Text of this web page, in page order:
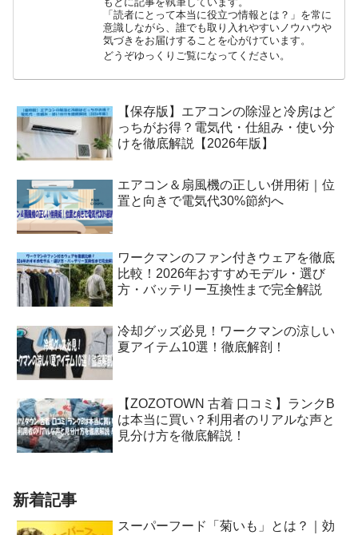
「読者にとって本当に役立つ情報とは？」を常に
意識しながら、誰でも取り入れやすいノウハウや
気づきをお届けすることを心がけています。
どうぞゆっくりご覧になってください。
【保存版】エアコンの除湿と冷房はど
っちがお得？電気代・仕組み・使い分
けを徹底解説【2026年版】
エアコン＆扇風機の正しい併用術｜位
置と向きで電気代30%節約へ
ワークマンのファン付きウェアを徹底
比較！2026年おすすめモデル・選び
方・バッテリー互換性まで完全解説
冷却グッズ必見！ワークマンの涼しい
夏アイテム10選！徹底解剖！
【ZOZOTOWN 古着 口コミ】ランクB
は本当に買い？利用者のリアルな声と
見分け方を徹底解説！
新着記事
スーパーフード「菊いも」とは？｜効